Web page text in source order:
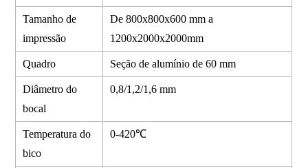
Tamanho de
impressão
De 800x800x600 mm a
1200x2000x2000mm
Quadro Seção de alumínio de 60 mm
Diâmetro do
bocal
0,8/1,2/1,6 mm
Temperatura do
bico
0-420℃